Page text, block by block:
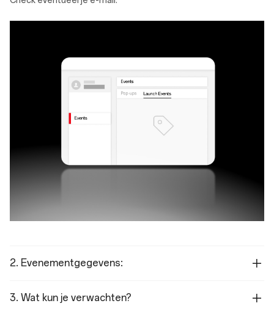
2. Evenementgegevens:
3. Wat kun je verwachten?